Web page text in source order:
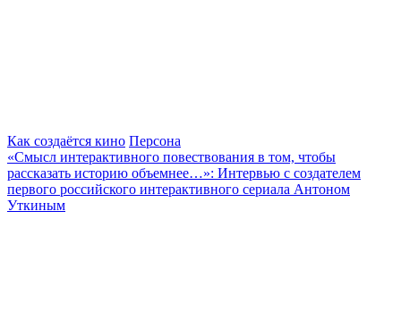
Как создаётся кино Персона
«Смысл интерактивного повествования в том, чтобы
рассказать историю объемнее…»: Интервью с создателем
первого российского интерактивного сериала Антоном
Уткиным